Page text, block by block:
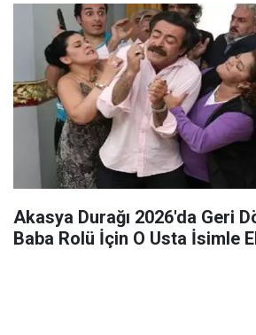
Akasya Durağı 2026'da Geri
Baba Rolü İçin O Usta İsimle El